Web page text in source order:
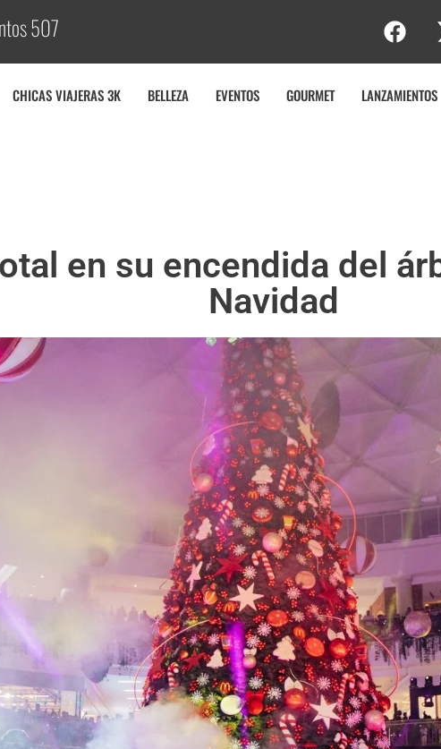
507Cob
CHICAS VIAJERAS 3K BELLEZA EVENTOS GOURMET LANZAMIENTOS
en su encendida del
Navidad